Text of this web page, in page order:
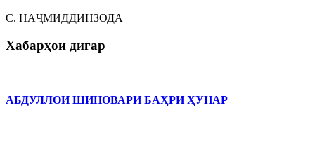
С. НАҶМИДДИНЗОДА
Хабарҳои дигар
АБДУЛЛОИ ШИНОВАРИ БАҲРИ ҲУНАР